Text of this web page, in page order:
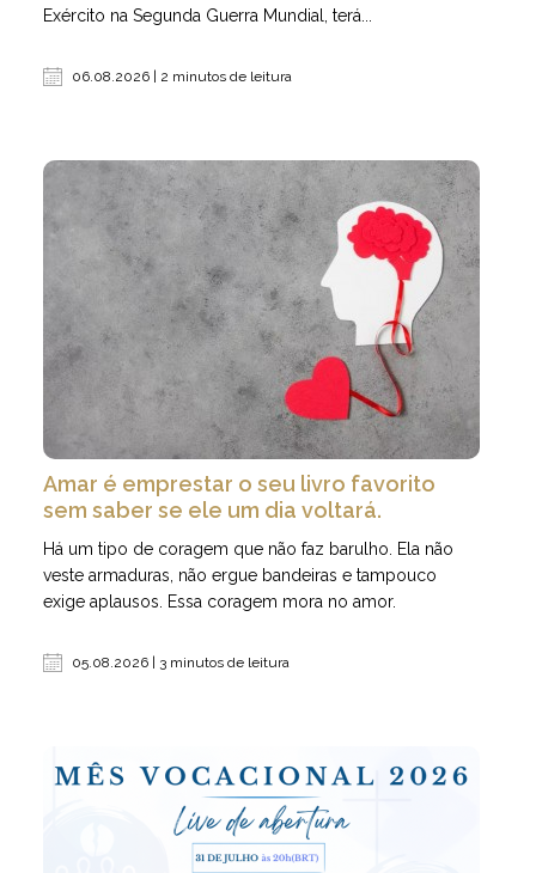
Exército na Segunda Guerra Mundial, terá...
06.08.2026 | 2 minutos de leitura
Amar é emprestar o seu livro favorito
sem saber se ele um dia voltará.
Há um tipo de coragem que não faz barulho. Ela não
veste armaduras, não ergue bandeiras e tampouco
exige aplausos. Essa coragem mora no amor.
05.08.2026 | 3 minutos de leitura